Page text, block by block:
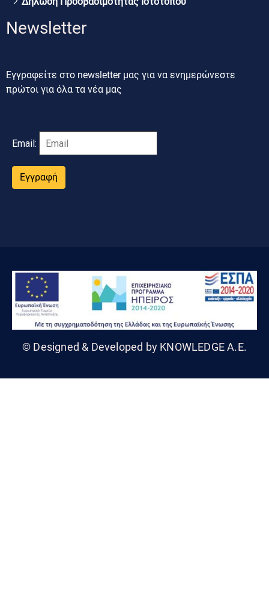
Newsletter
Εγγραφείτε στο newsletter μας για να ενημερώνεστε
πρώτοι για όλα τα νέα μας
Email:
Εγγραφή
© Designed & Developed by KNOWLEDGE A.E.